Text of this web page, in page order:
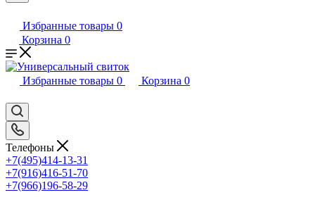
Избранные товары 0
Корзина 0
Избранные товары 0 Корзина 0
Телефоны
+7(495)414-13-31
+7(916)416-51-70
+7(966)196-58-29